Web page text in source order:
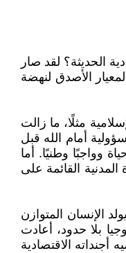
الحديثة؟ لقد صار
الأصدق لنهضة
مثلًا، ما زالت
أمام الله قبل
وواجبًا وطنيًا. أما
القائمة على
الإنسان المتوازن
بلا حدود، أعادت
الاقتصادية